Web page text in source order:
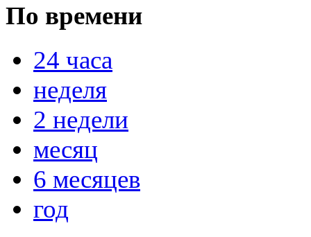
По времени
24 часа
неделя
2 недели
месяц
6 месяцев
год